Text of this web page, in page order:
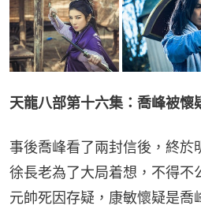
天龍八部第十六集：喬峰被懷
事後喬峰看了兩封信後，終於
徐長老為了大局着想，不得不
元帥死因存疑，康敏懷疑是喬